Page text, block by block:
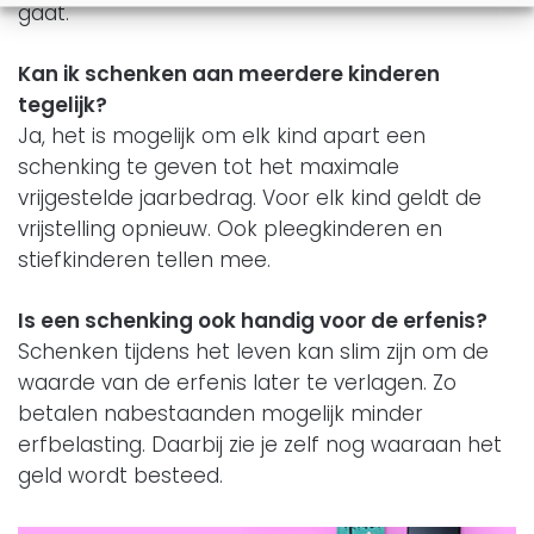
gaat.
Kan ik schenken aan meerdere kinderen
tegelijk?
Ja, het is mogelijk om elk kind apart een
schenking te geven tot het maximale
vrijgestelde jaarbedrag. Voor elk kind geldt de
vrijstelling opnieuw. Ook pleegkinderen en
stiefkinderen tellen mee.
Is een schenking ook handig voor de erfenis?
Schenken tijdens het leven kan slim zijn om de
waarde van de erfenis later te verlagen. Zo
betalen nabestaanden mogelijk minder
erfbelasting. Daarbij zie je zelf nog waaraan het
geld wordt besteed.